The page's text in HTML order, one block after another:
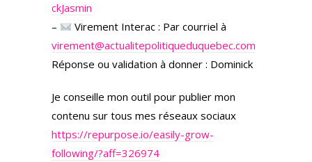
ckJasmin
–
Virement Interac : Par courriel à
virement@actualitepolitiqueduquebec.com
Réponse ou validation à donner : Dominick
Je conseille mon outil pour publier mon
contenu sur tous mes réseaux sociaux
https://repurpose.io/easily-grow-
following/?aff=326974